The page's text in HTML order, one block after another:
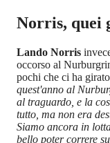
Norris, quei
Lando Norris
occorso al
pochi che ci ha
quest'anno al
al traguardo, e la
tutto, ma non era
Siamo ancora in
bello poter correre